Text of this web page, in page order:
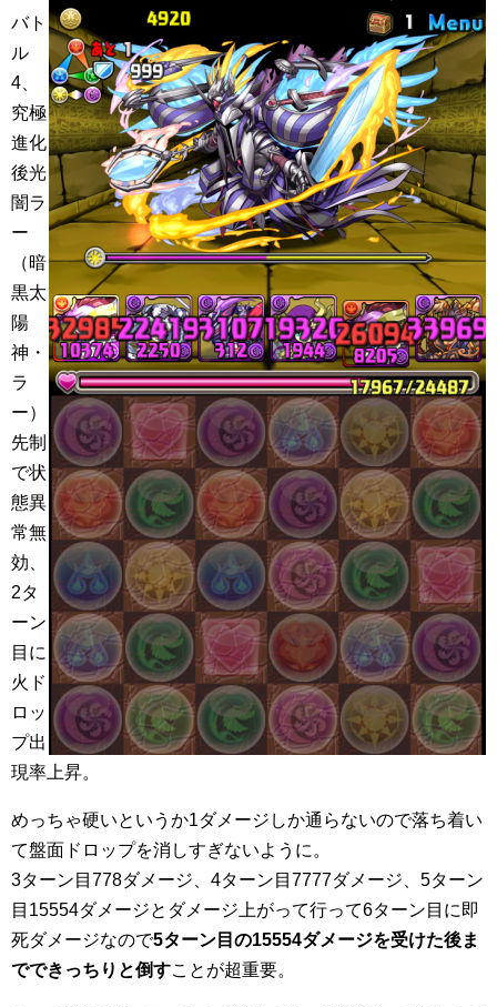
バト
ル
4、
究極
進化
後光
闇ラ
ー
（暗
黒太
陽
神・
ラ
ー）
先制
で状
態異
常無
効、
2タ
ーン
目に
火ド
ロッ
プ出
現率上昇。
めっちゃ硬いというか1ダメージしか通らないので落ち着い
て盤面ドロップを消しすぎないように。
3ターン目778ダメージ、4ターン目7777ダメージ、5ターン
目15554ダメージとダメージ上がって行って6ターン目に即
死ダメージなので5ターン目の15554ダメージを受けた後ま
でできっちりと倒すことが超重要。